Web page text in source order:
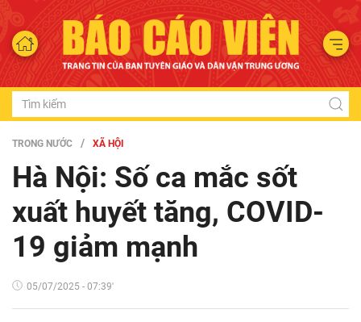
TRONG NƯỚC XÃ HỘI
Hà Nội: Số ca mắc sốt
xuất huyết tăng, COVID-
19 giảm mạnh
05/07/2025 - 07:39'